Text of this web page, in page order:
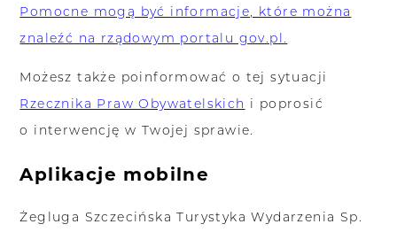
Pomocne mogą być informacje, które można
znaleźć na rządowym portalu gov.pl.
Możesz także poinformować o tej sytuacji
Rzecznika Praw Obywatelskich i poprosić
o interwencję w Twojej sprawie.
Aplikacje mobilne
Żegluga Szczecińska Turystyka Wydarzenia Sp.